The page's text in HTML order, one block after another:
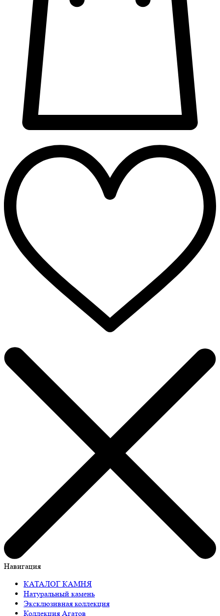
Навигация
КАТАЛОГ КАМНЯ
Натуральный камень
Эксклюзивная коллекция
Коллекция Агатов